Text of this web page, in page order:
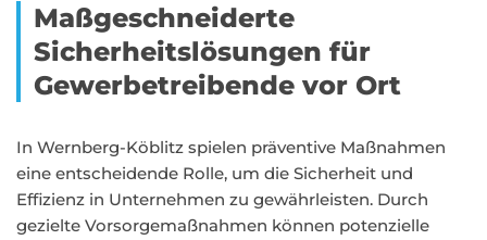
Maßgeschneiderte
Sicherheitslösungen für
Gewerbetreibende vor Ort
In Wernberg-Köblitz spielen präventive Maßnahmen
eine entscheidende Rolle, um die Sicherheit und
Effizienz in Unternehmen zu gewährleisten. Durch
gezielte Vorsorgemaßnahmen können potenzielle